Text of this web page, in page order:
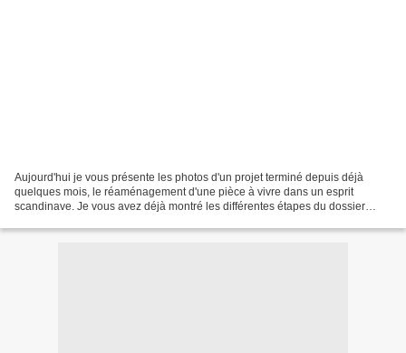
Aujourd'hui je vous présente les photos d'un projet terminé depuis déjà
quelques mois, le réaménagement d'une pièce à vivre dans un esprit
scandinave. Je vous avez déjà montré les différentes étapes du dossier